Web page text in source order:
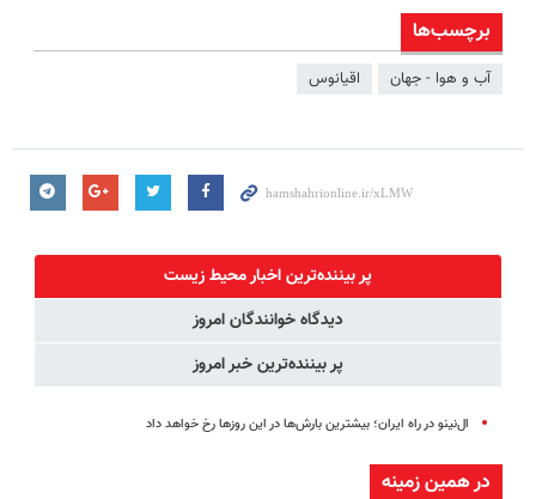
برچسب‌ها
آب و هوا - جهان اقیانوس
پر بیننده‌ترین اخبار محیط زیست
دیدگاه خوانندگان امروز
پر بیننده‌ترین خبر امروز
ال‌نینو در راه ایران؛ بیشترین بارش‌ها در این روزها رخ خواهد داد
در همین زمینه